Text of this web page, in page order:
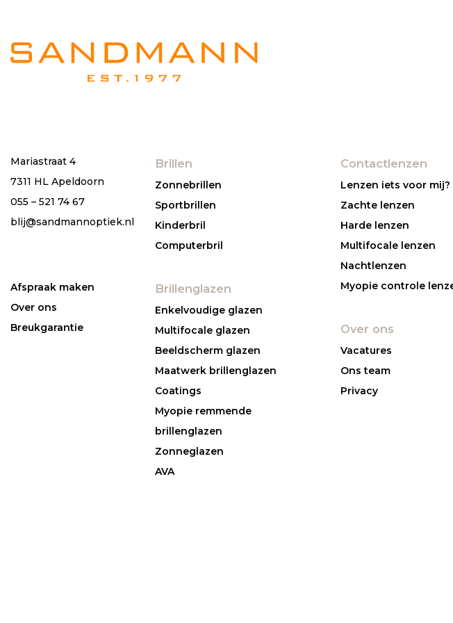
Mariastraat 4
7311 HL Apeldoorn
055 – 521 74 67
blij@sandmannoptiek.nl
Afspraak maken
Over ons
Breukgarantie
Brillen
Zonnebrillen
Sportbrillen
Kinderbril
Computerbril
Brillenglazen
Enkelvoudige glazen
Multifocale glazen
Beeldscherm glazen
Maatwerk brillenglazen
Coatings
Myopie remmende
brillenglazen
Zonneglazen
AVA
Contactlenzen
Lenzen iets voor mij?
Zachte lenzen
Harde lenzen
Multifocale lenzen
Nachtlenzen
Myopie controle
Over ons
Vacatures
Ons team
Privacy